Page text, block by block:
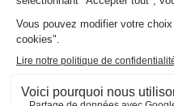
A propos 👇
Suivez-nous 👇